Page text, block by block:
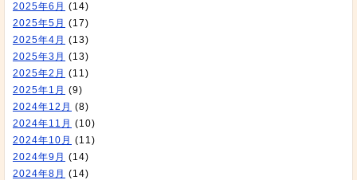
2025年6月 (14)
2025年5月 (17)
2025年4月 (13)
2025年3月 (13)
2025年2月 (11)
2025年1月 (9)
2024年12月 (8)
2024年11月 (10)
2024年10月 (11)
2024年9月 (14)
2024年8月 (14)